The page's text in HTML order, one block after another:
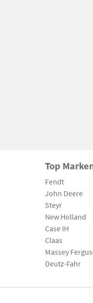
Top
Fendt
John Deere
Steyr
New Holland
Case IH
Claas
Massey
Deutz-Fahr